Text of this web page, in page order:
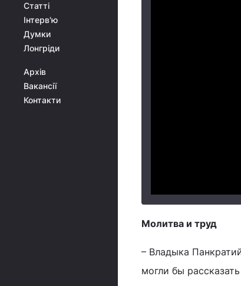
Статті
Інтерв'ю
Думки
Лонгріди
Архів
Вакансії
Контакти
Молитва и труд
– Владыка
могли бы